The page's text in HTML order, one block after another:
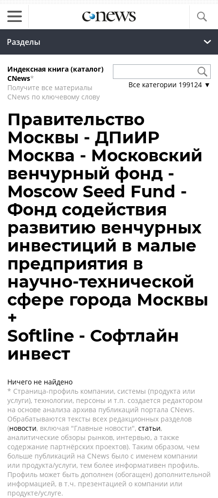
Разделы
Индексная книга (каталог)
CNews*
Получите все материалы
CNews по ключевому слову
Все категории 199124 ▼
Правительство
Москвы - ДПиИР
Москва - Московский
венчурный фонд -
Moscow Seed Fund -
Фонд содействия
развитию венчурных
инвестиций в малые
предприятия в
научно-технической
сфере города Москвы
+
Softline - Софтлайн
инвест
Ничего не найдено
* Страница-профиль компании, системы (продукта или
услуги), технологии, персоны и т.п. создается редактором
на основе анализа архива публикаций портала CNews.
Обрабатываются тексты всех редакционных разделов
(новости, включая "Главные новости", статьи,
аналитические обзоры рынков, интервью, а также
содержание партнёрских проектов). Таким образом, чем
больше публикаций на CNews было с именем компании
или продукта/услуги, тем более информативен профиль.
Профиль может быть дополнен (обогащен) дополнительной
информацией, в т.ч. презентацией о компании или
продукте/услуге.